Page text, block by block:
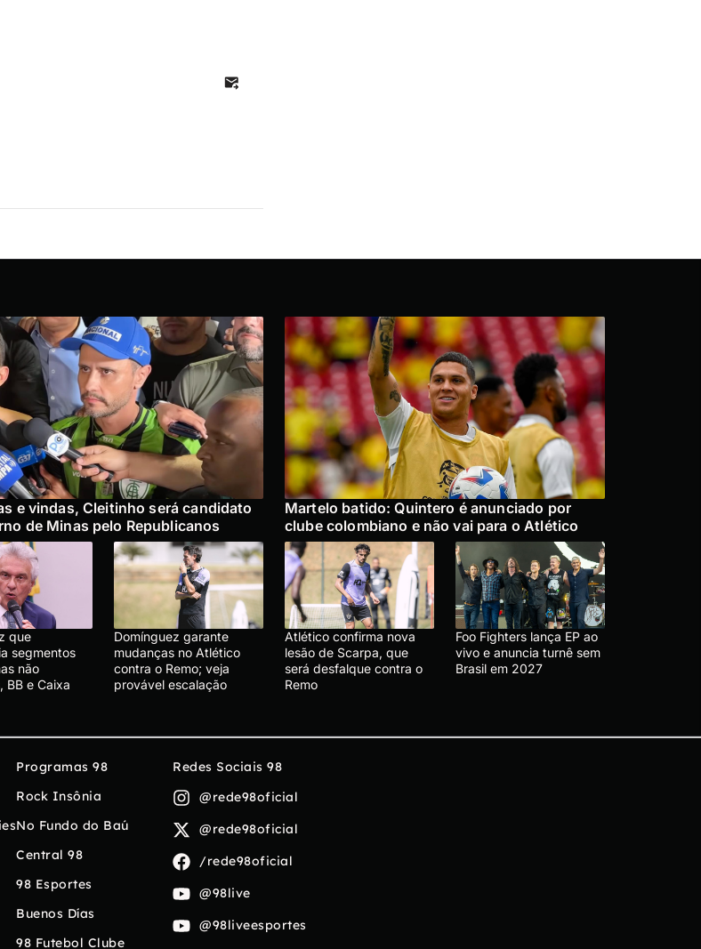
e vindas, Cleitinho será candidato
de Minas pelo Republicanos
Martelo batido: Quintero é anunciado por
clube colombiano e não vai para o Atlético
que
segmentos
não
BB e Caixa
Domínguez garante
mudanças no Atlético
contra o Remo; veja
provável escalação
Atlético confirma nova
lesão de Scarpa, que
será desfalque contra o
Remo
Foo Fighters lança EP ao
vivo e anuncia turnê sem
Brasil em 2027
Programas 98
Rock Insônia
No Fundo do Baú
Central 98
98 Esportes
Buenos Días
98 Futebol Clube
Redes Sociais 98
@rede98oficial
@rede98oficial
/rede98oficial
@98live
@98liveesportes